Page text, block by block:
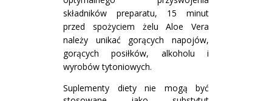
składników preparatu, 15 minut
przed spożyciem żelu Aloe Vera
należy unikać gorących napojów,
gorących posiłków, alkoholu i
wyrobów tytoniowych.
Suplementy diety nie mogą być